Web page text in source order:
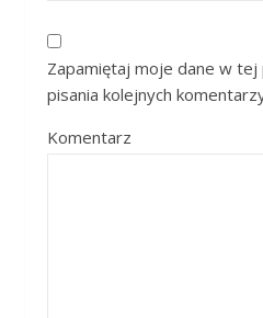
Zapamiętaj moje dane w
pisania kolejnych
Komentarz